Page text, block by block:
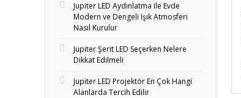
Jupiter LED Aydınlatma ile Evde
Modern ve Dengeli Işık Atmosferi
Nasıl Kurulur
Jupiter Şerit LED Seçerken Nelere
Dikkat Edilmeli
Jupiter LED Projektör En Çok Hangi
Alanlarda Tercih Edilir